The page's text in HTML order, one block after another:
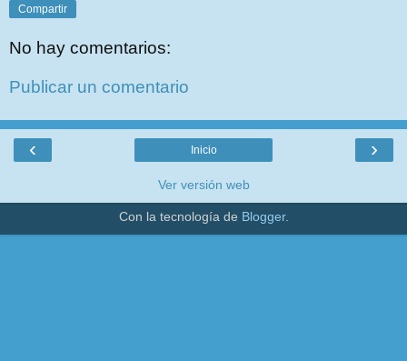
Compartir
No hay comentarios:
Publicar un comentario
‹ ›
Inicio
Ver versión web
Con la tecnología de Blogger.